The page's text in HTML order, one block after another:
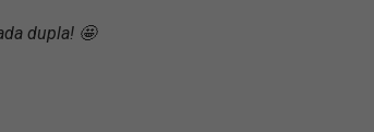
dupla! 🤩